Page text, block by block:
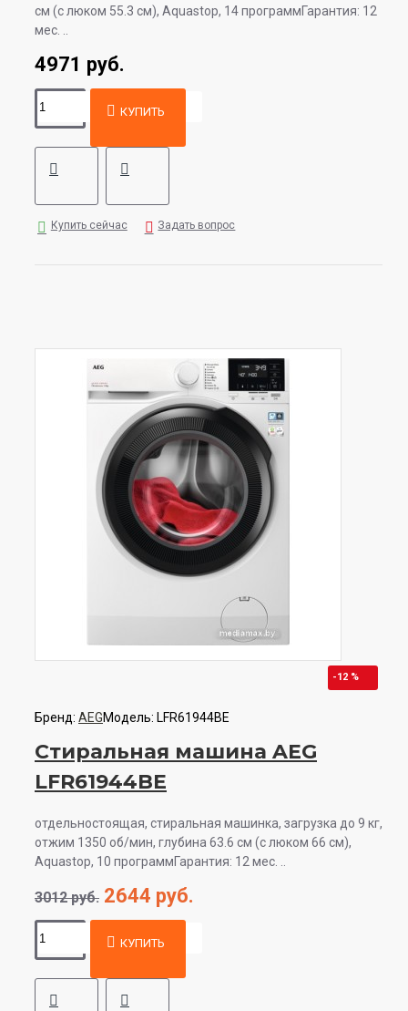
см (с люком 55.3 см), Aquastop, 14 программГарантия: 12
мес. ..
4971 руб.
КУПИТЬ
Купить сейчас Задать вопрос
-12 %
Бренд: AEGМодель: LFR61944BE
Стиральная машина AEG
LFR61944BE
отдельностоящая, стиральная машинка, загрузка до 9 кг,
отжим 1350 об/мин, глубина 63.6 см (с люком 66 см),
Aquastop, 10 программГарантия: 12 мес. ..
3012 руб. 2644 руб.
КУПИТЬ